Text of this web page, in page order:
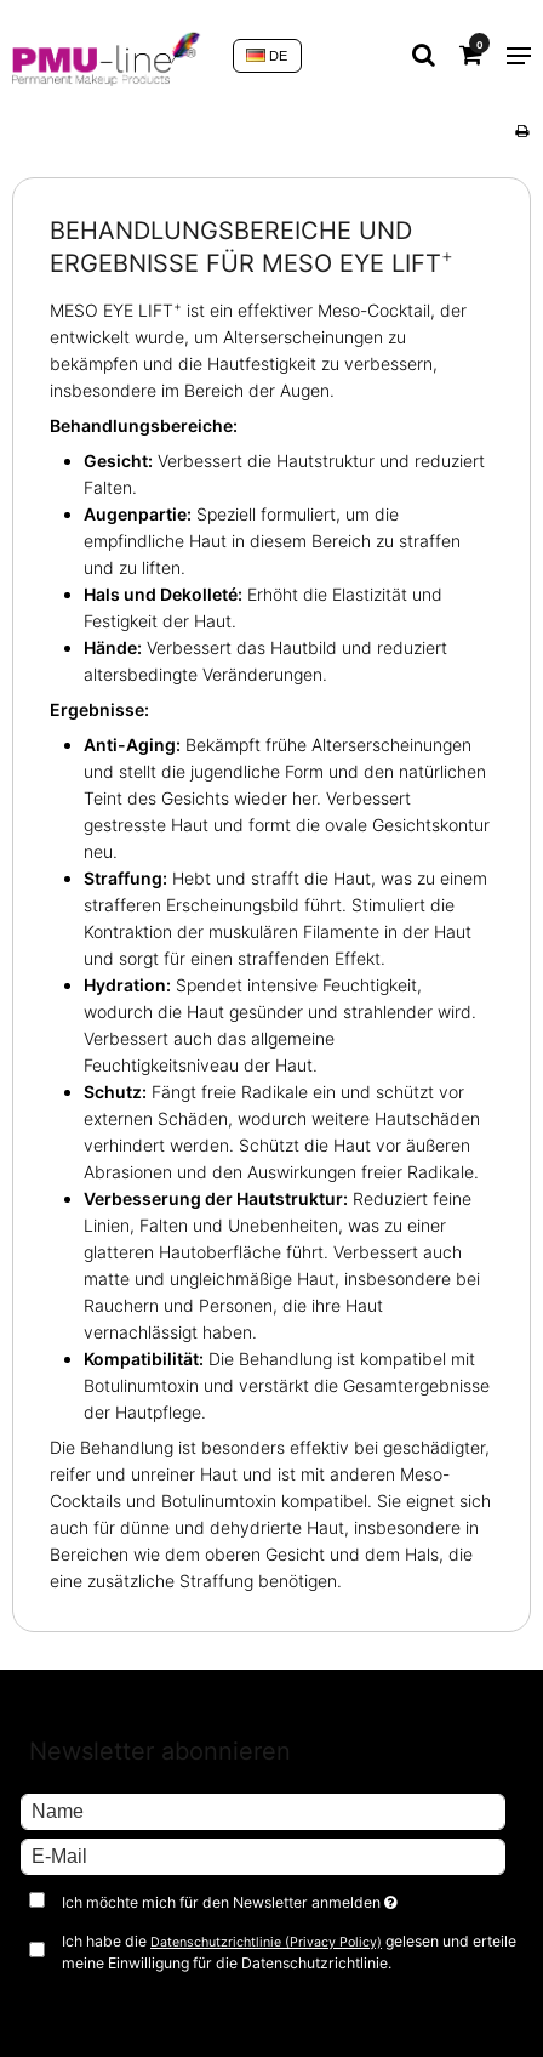
0
DE
BEHANDLUNGSBEREICHE UND
ERGEBNISSE FÜR MESO EYE LIFT+
MESO EYE LIFT+ ist ein effektiver Meso-Cocktail, der
entwickelt wurde, um Alterserscheinungen zu
bekämpfen und die Hautfestigkeit zu verbessern,
insbesondere im Bereich der Augen.
Behandlungsbereiche:
Gesicht: Verbessert die Hautstruktur und reduziert
Falten.
Augenpartie: Speziell formuliert, um die
empfindliche Haut in diesem Bereich zu straffen
und zu liften.
Hals und Dekolleté: Erhöht die Elastizität und
Festigkeit der Haut.
Hände: Verbessert das Hautbild und reduziert
altersbedingte Veränderungen.
Ergebnisse:
Anti-Aging: Bekämpft frühe Alterserscheinungen
und stellt die jugendliche Form und den natürlichen
Teint des Gesichts wieder her. Verbessert
gestresste Haut und formt die ovale Gesichtskontur
neu.
Straffung: Hebt und strafft die Haut, was zu einem
strafferen Erscheinungsbild führt. Stimuliert die
Kontraktion der muskulären Filamente in der Haut
und sorgt für einen straffenden Effekt.
Hydration: Spendet intensive Feuchtigkeit,
wodurch die Haut gesünder und strahlender wird.
Verbessert auch das allgemeine
Feuchtigkeitsniveau der Haut.
Schutz: Fängt freie Radikale ein und schützt vor
externen Schäden, wodurch weitere Hautschäden
verhindert werden. Schützt die Haut vor äußeren
Abrasionen und den Auswirkungen freier Radikale.
Verbesserung der Hautstruktur: Reduziert feine
Linien, Falten und Unebenheiten, was zu einer
glatteren Hautoberfläche führt. Verbessert auch
matte und ungleichmäßige Haut, insbesondere bei
Rauchern und Personen, die ihre Haut
vernachlässigt haben.
Kompatibilität: Die Behandlung ist kompatibel mit
Botulinumtoxin und verstärkt die Gesamtergebnisse
der Hautpflege.
Die Behandlung ist besonders effektiv bei geschädigter,
reifer und unreiner Haut und ist mit anderen Meso-
Cocktails und Botulinumtoxin kompatibel. Sie eignet sich
auch für dünne und dehydrierte Haut, insbesondere in
Bereichen wie dem oberen Gesicht und dem Hals, die
eine zusätzliche Straffung benötigen.
Newsletter abonnieren
Ich möchte mich für den Newsletter anmelden
Ich habe die Datenschutzrichtlinie (Privacy Policy) gelesen und erteile
meine Einwilligung für die Datenschutzrichtlinie.